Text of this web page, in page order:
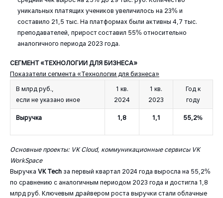
уникальных платящих учеников увеличилось на 23% и
составило 21,5 тыс. На платформах были активны 4,7 тыс.
преподавателей, прирост составил 55% относительно
аналогичного периода 2023 года.
СЕГМЕНТ «ТЕХНОЛОГИИ ДЛЯ БИЗНЕСА»
Показатели сегмента «Технологии для бизнеса»
В млрд руб.,
если не указано иное
1 кв.
2024
1 кв.
2023
Год к
году
Выручка 1,8 1,1 55,2%
Основные проекты: VK Cloud, коммуникационные сервисы VK
WorkSpace
Выручка VK Tech за первый квартал 2024 года выросла на 55,2%
по сравнению c аналогичным периодом 2023 года и достигла 1,8
млрд руб. Ключевым драйвером роста выручки стали облачные